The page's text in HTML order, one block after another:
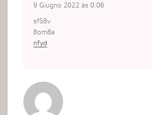
9 Giugno 2022 às 0:06
sf58v
8om8a
nfyd